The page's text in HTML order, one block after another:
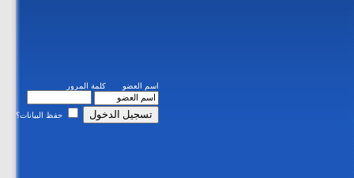
اسم العضو كلمة المرور
حفظ البيانات؟